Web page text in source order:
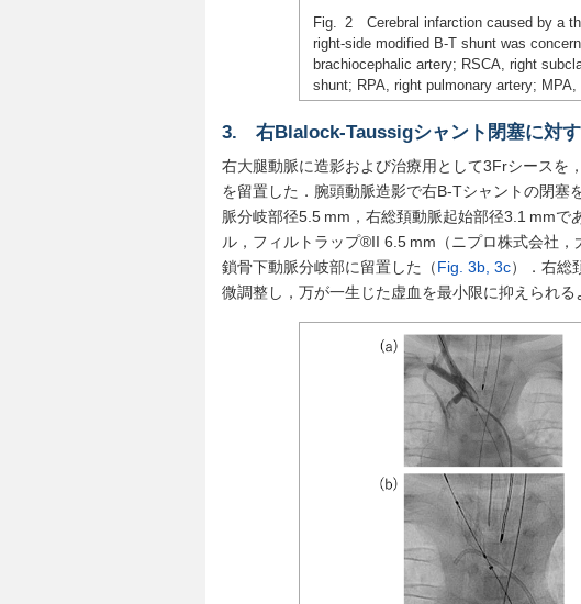
Fig. 2 Cerebral infarction caused by a
right-side modified B-T shunt was
brachiocephalic artery; RSCA, right
shunt; RPA, right pulmonary artery;
3. 右Blalock-Taussigシャント閉塞に対
右大腿動脈に造影および治療用として3Frシースを
を留置した．腕頭動脈造影で右B-Tシャントの閉塞
脈分岐部径5.5 mm，右総頚動脈起始部径3.1 mm
ル，フィルトラップ®II 6.5 mm（ニプロ株式会社，
鎖骨下動脈分岐部に留置した（Fig. 3b, 3c）．右総
微調整し，万が一生じた虚血を最小限に抑えられる